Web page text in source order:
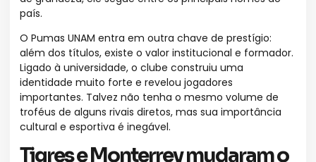
país.
O Pumas UNAM entra em outra chave de prestígio:
além dos títulos, existe o valor institucional e formador.
Ligado à universidade, o clube construiu uma
identidade muito forte e revelou jogadores
importantes. Talvez não tenha o mesmo volume de
troféus de alguns rivais diretos, mas sua importância
cultural e esportiva é inegável.
Tigres e Monterrey mudaram o